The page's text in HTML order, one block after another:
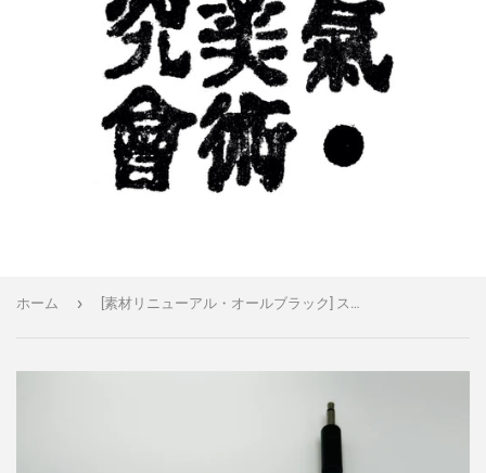
ホーム › [素材リニューアル・オールブラック] スリムLEDパッチケーブル 5本セット 8cm